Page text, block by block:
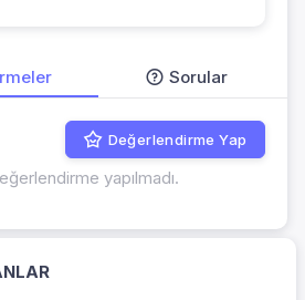
Sorular
Değerlendirme Yap
yapılmadı.